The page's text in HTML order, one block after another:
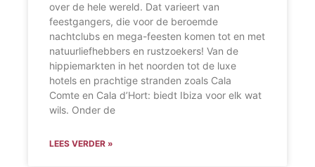
over de hele wereld. Dat varieert van
feestgangers, die voor de beroemde
nachtclubs en mega-feesten komen tot en met
natuurliefhebbers en rustzoekers! Van de
hippiemarkten in het noorden tot de luxe
hotels en prachtige stranden zoals Cala
Comte en Cala d’Hort: biedt Ibiza voor elk wat
wils. Onder de
LEES VERDER »